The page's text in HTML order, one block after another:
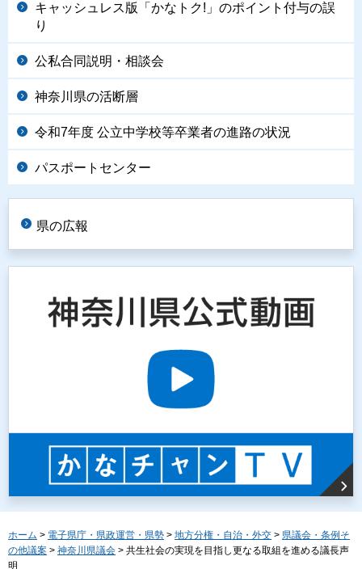
キャッシュレス版「かなトク!」のポイント付与の誤
り
公私合同説明・相談会
神奈川県の活断層
令和7年度 公立中学校等卒業者の進路の状況
パスポートセンター
県の広報
ホーム > 電子県庁・県政運営・県勢 > 地方分権・自治・外交 > 県議会・条例そ
の他議案 > 神奈川県議会 > 共生社会の実現を目指し更なる取組を進める議長声
明